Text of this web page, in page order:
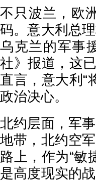
不只波兰，欧
码。意大利总
乌克兰的军事
社》报道，这
直言，意大利“
政治决心。
北约层面，军
地带，北约空
路上，作为“敏
是高度现实的